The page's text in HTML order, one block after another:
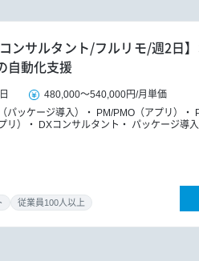
コンサルタント/フルリモ/週2日
自動化支援
480,000～540,000円/月単価
パッケージ導入）
PM/PMO（アプリ）
リ）
DXコンサルタント パッケージ導
従業員100人以上